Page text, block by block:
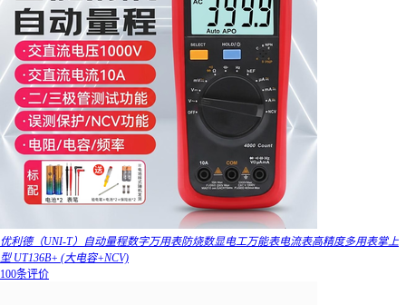
优利德（UNI-T）自动量程数字万用表防烧数显电工万能表电流表高精度多用表掌上
型 UT136B+ (大电容+NCV)
100条评价